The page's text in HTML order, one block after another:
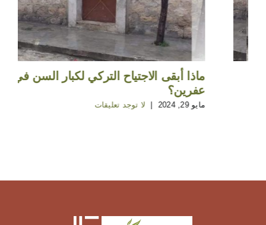
ماذا أبقى الاجتياح التركي لكبار السن في
| لا توجد تعليقات